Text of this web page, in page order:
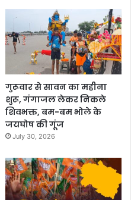
गुरूवार से सावन का महीना
शुरू, गंगाजल लेकर निकले
शिवभक्त, बम-बम भोले के
जयघोष की गूंज
July 30, 2026